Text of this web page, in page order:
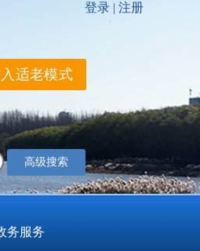
适老模式
高级搜索
务服务